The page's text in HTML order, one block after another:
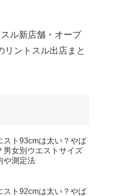
スル新店舗・オープ
リントスル出店まと
スト93cmは太い？やば
男女別ウエストサイズ
や測定法
スト92cmは太い？やば